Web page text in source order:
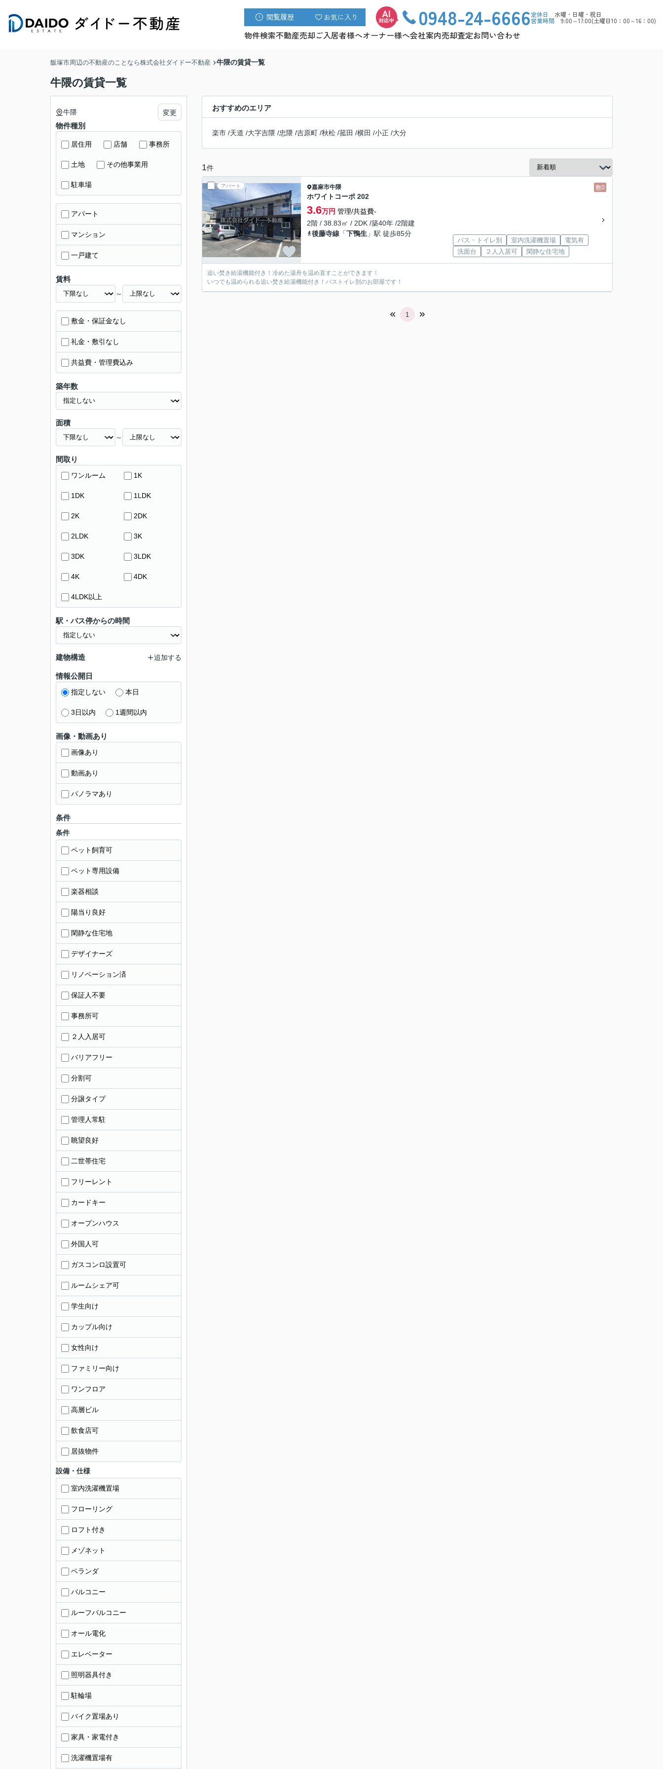
閲覧履歴 お気に入り 0948-24-6666定休日 水曜・日曜・祝日
営業時間 9:00～17:00(土曜日10：00～16：00)
物件検索不動産売却ご入居者様へオーナー様へ会社案内売却査定お問い合わせ
飯塚市周辺の不動産のことなら株式会社ダイドー不動産 牛隈の賃貸一覧
牛隈の賃貸一覧
おすすめのエリア
楽市 /天道 /大字吉隈 /忠隈 /吉原町 /秋松 /菰田 /横田 /小正 /大分
1件
アパート 敷0
嘉麻市牛隈
ホワイトコーポ 202
3.6万円 管理/共益費-
2階 / 38.83㎡ / 2DK /築40年 /2階建
後藤寺線 「下鴨生 」駅 徒歩85分
バス・トイレ別 室内洗濯機置場
電気有
洗面台
２人入居可 閑静な住宅地
追い焚き給湯機能付き！冷めた湯舟を温め直すことができます！
いつでも温められる追い焚き給湯機能付き！バストイレ別のお部屋です！
1
牛隈 変更
物件種別
居住用 店舗 事務所
土地 その他事業用
駐車場
アパート
マンション
一戸建て
賃料
～
敷金・保証金なし
礼金・敷引なし
共益費・管理費込み
築年数
面積
～
間取り
ワンルーム 1K
1DK 1LDK
2K 2DK
2LDK 3K
3DK 3LDK
4K 4DK
4LDK以上
駅・バス停からの時間
建物構造 追加する
情報公開日
指定しない 本日
3日以内 1週間以内
画像・動画あり
画像あり
動画あり
パノラマあり
条件
条件
ペット飼育可
ペット専用設備
楽器相談
陽当り良好
閑静な住宅地
デザイナーズ
リノベーション済
保証人不要
事務所可
２人入居可
バリアフリー
分割可
分譲タイプ
管理人常駐
眺望良好
二世帯住宅
フリーレント
カードキー
オープンハウス
外国人可
ガスコンロ設置可
ルームシェア可
学生向け
カップル向け
女性向け
ファミリー向け
ワンフロア
高層ビル
飲食店可
居抜物件
設備・仕様
室内洗濯機置場
フローリング
ロフト付き
メゾネット
ベランダ
バルコニー
ルーフバルコニー
オール電化
エレベーター
照明器具付き
駐輪場
バイク置場あり
家具・家電付き
洗濯機置場有